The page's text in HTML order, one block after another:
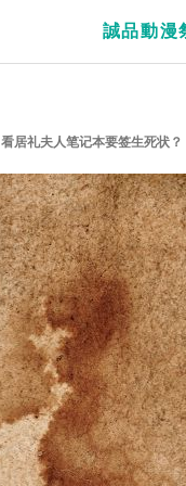
誠品動漫
看居礼夫人笔记本要签生死状